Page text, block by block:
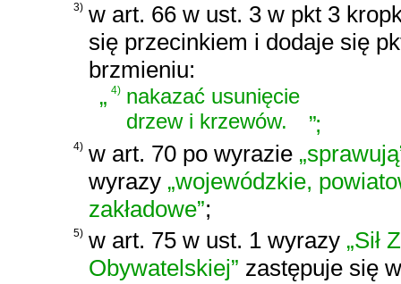
3) w art. 66 w ust. 3 w pkt 3
się przecinkiem i dodaje się
brzmieniu:
„4) nakazać usunięcie
drzew i krzewów.
”
;
4) w art. 70 po wyrazie
wyrazy „wojewódzkie,
zakładowe”;
5) w art. 75 w ust. 1 wyrazy „Sił
Obywatelskiej” zastępuje się